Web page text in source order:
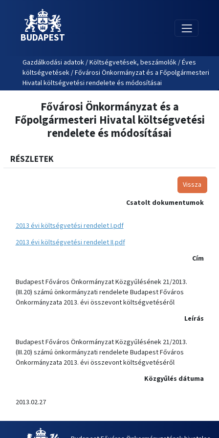
BUDAPEST
Gazdálkodási adatok / Költségvetések, beszámolók / Éves
költségvetések / Fővárosi Önkormányzat és a Főpolgármesteri
Hivatal költségvetési rendelete és módosításai
Fővárosi Önkormányzat és a
Főpolgármesteri Hivatal költségvetési
rendelete és módosításai
RÉSZLETEK
Vissza
Csatolt dokumentumok
2013 évi költségvetési rendelet I.pdf
2013 évi költségvetési rendelet II.pdf
Cím
Budapest Főváros Önkormányzat Közgyűlésének 21/2013.
(III.20) számú önkormányzati rendelete Budapest Főváros
Önkormányzata 2013. évi összevont költségvetéséről
Leírás
Budapest Főváros Önkormányzat Közgyűlésének 21/2013.
(III.20) számú önkormányzati rendelete Budapest Főváros
Önkormányzata 2013. évi összevont költségvetéséről
Közgyűlés dátuma
2013.02.27